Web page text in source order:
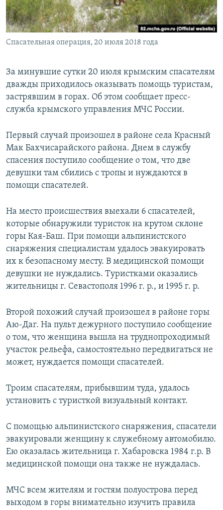
ПОБЕДИТЕЛЕЙ НЕ СУДЯТ?
КРЫМ.НЕПОКОРЕННЫЙ
ELIFBE
ПРИСОЕДИНЯЙТЕСЬ!
Все сайты RFE/RL
Спасательная операция, 20 июля 2018 года
За минувшие сутки 20 июля крымским спасателям
дважды приходилось оказывать помощь туристам,
застрявшим в горах. Об этом сообщает пресс-
служба крымского управления МЧС России.
Первый случай произошел в районе села Красный
Мак Бахчисарайского района. Днем в службу
спасения поступило сообщение о том, что две
девушки там сбились с тропы и нуждаются в
помощи спасателей.
На место происшествия выехали 6 спасателей,
которые обнаружили туристок на крутом склоне
горы Кая-Баш. При помощи альпинистского
снаряжения специалистам удалось эвакуировать
их к безопасному месту. В медицинской помощи
девушки не нуждались. Туристками оказались
жительницы г. Севастополя 1996 г. р., и 1995 г. р.
Второй похожий случай произошел в районе горы
Аю-Даг. На пульт дежурного поступило сообщение
о том, что женщина вышла на труднопроходимый
участок рельефа, самостоятельно передвигаться не
может, нуждается помощи спасателей.
Троим спасателям, прибывшим туда, удалось
установить с туристкой визуальный контакт.
С помощью альпинистского снаряжения, спасатели
эвакуировали женщину к служебному автомобилю.
Ею оказалась жительница г. Хабаровска 1984 г.р. В
медицинской помощи она также не нуждалась.
МЧС всем жителям и гостям полуострова перед
выходом в горы внимательно изучить правила